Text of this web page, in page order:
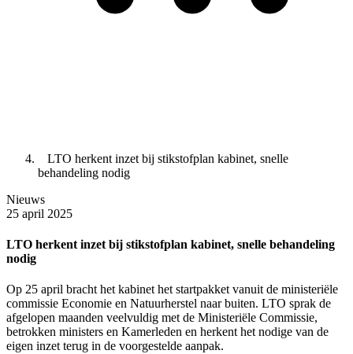
LTO herkent inzet bij stikstofplan kabinet, snelle
behandeling nodig
Nieuws
25 april 2025
LTO herkent inzet bij stikstofplan kabinet, snelle behandeling
nodig
Op 25 april bracht het kabinet het startpakket vanuit de ministeriële
commissie Economie en Natuurherstel naar buiten. LTO sprak de
afgelopen maanden veelvuldig met de Ministeriële Commissie,
betrokken ministers en Kamerleden en herkent het nodige van de
eigen inzet terug in de voorgestelde aanpak.